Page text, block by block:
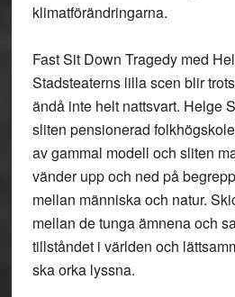
klimatförändringarna.
Fast Sit Down Tragedy med
Stadsteaterns lilla scen blir
ändå inte helt nattsvart. Helge
sliten pensionerad
av gammal modell och sliten
vänder upp och ned på
mellan människa och natur.
mellan de tunga ämnena och
tillståndet i världen och
ska orka lyssna.